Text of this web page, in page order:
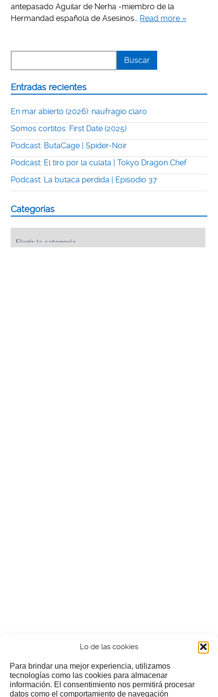
Lo de las cookies
Para brindar una mejor experiencia, utilizamos
tecnologías como las cookies para almacenar
información. El consentimiento nos permitirá procesar
datos como el comportamiento de navegación
antepasado Aguilar de Nerha -miembro de la
Hermandad española de Asesinos… Read more »
Entradas recientes
En mar abierto (2026): naufragio claro
Somos cortitos: First Date (2025)
Podcast: ButaCage | Spider-Noir
Podcast: El tiro por la culata | Tokyo Dragon Chef
Podcast: La butaca perdida | Episodio 37
Categorías
¿Nos invitas a un cafecillo?